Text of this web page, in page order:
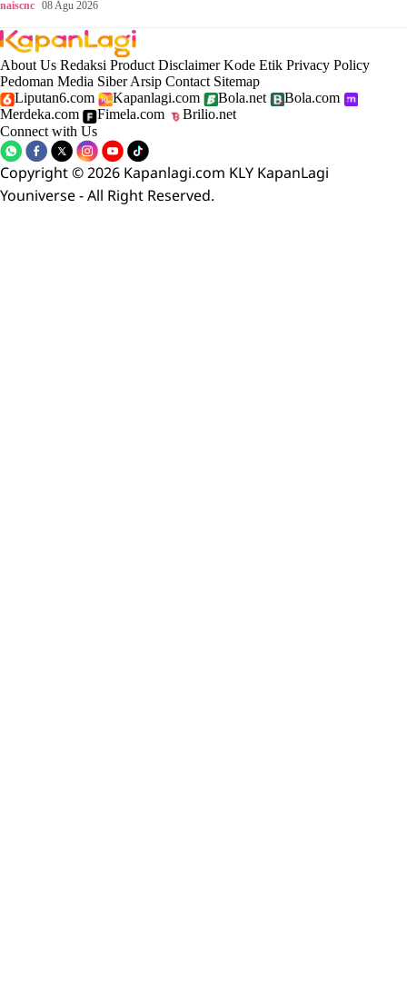
naiscnc 08 Agu 2026
About Us Redaksi Product Disclaimer Kode Etik Privacy Policy
Pedoman Media Siber Arsip Contact Sitemap
Liputan6.com
Kapanlagi.com Bola.net
Bola.com
Merdeka.com
Fimela.com
Brilio.net
Connect with Us
Copyright © 2026 Kapanlagi.com KLY KapanLagi
Youniverse - All Right Reserved.